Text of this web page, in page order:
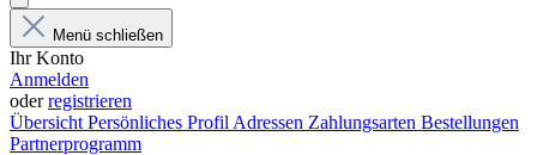
Menü schließen
Ihr Konto
Anmelden
oderregistrieren
Übersicht Persönliches Profil Adressen Zahlungsarten Bestellungen
Partnerprogramm